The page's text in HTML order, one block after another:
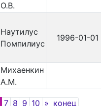
О.В.
Наутилус
Помпилиус
1996-01-01
Михаенкин
А.М.
7 8 9 10 » Next
конец